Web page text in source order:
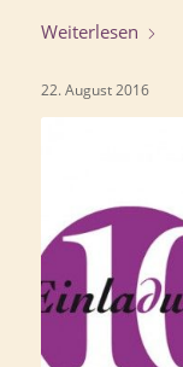
Weiterlesen
22. August 2016